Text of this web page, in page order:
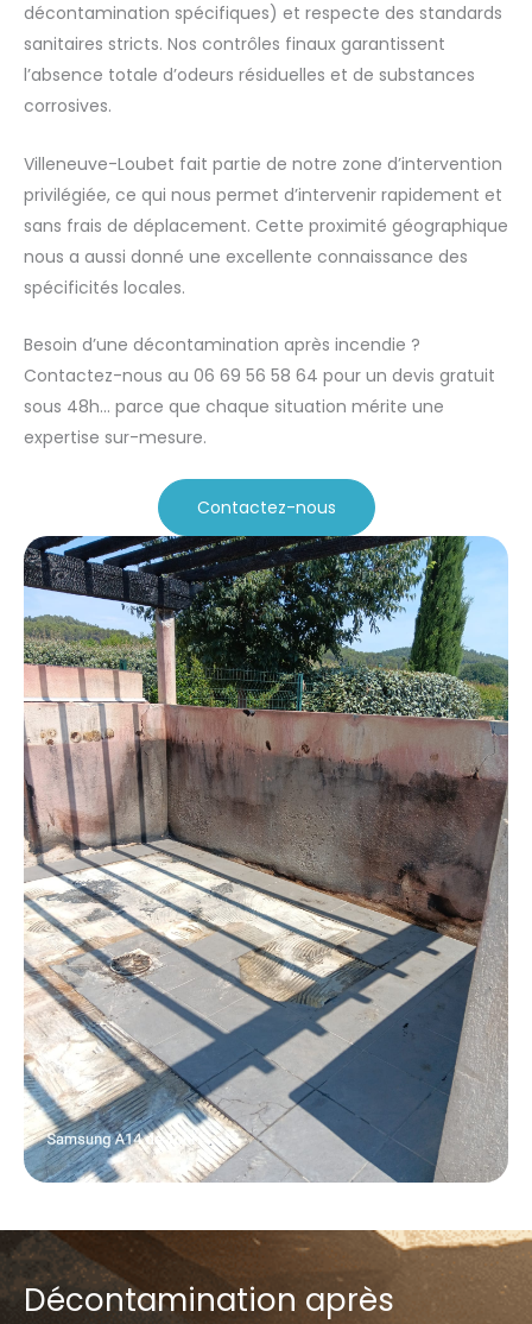
décontamination spécifiques) et respecte des standards
sanitaires stricts. Nos contrôles finaux garantissent
l’absence totale d’odeurs résiduelles et de substances
corrosives.
Villeneuve-Loubet fait partie de notre zone d’intervention
privilégiée, ce qui nous permet d’intervenir rapidement et
sans frais de déplacement. Cette proximité géographique
nous a aussi donné une excellente connaissance des
spécificités locales.
Besoin d’une décontamination après incendie ?
Contactez-nous au 06 69 56 58 64 pour un devis gratuit
sous 48h… parce que chaque situation mérite une
expertise sur-mesure.
Contactez-nous
Décontamination après